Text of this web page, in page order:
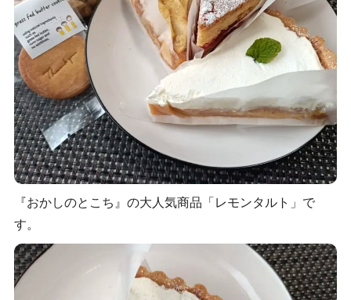
『おかしのとこち』の大人気商品「レモンタルト」で
す。